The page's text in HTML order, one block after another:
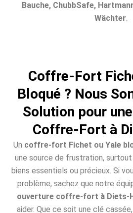
Bauche, ChubbSafe,
Wächter.
Coffre-Fort
Bloqué ? Nous
Solution pour
Coffre-Fort à
Un coffre-fort Fichet ou Yale
une source de frustration,
biens essentiels ou précieux. Si
problème, sachez que notre
ouverture coffre-fort à Diets-
aider. Que ce soit une clé